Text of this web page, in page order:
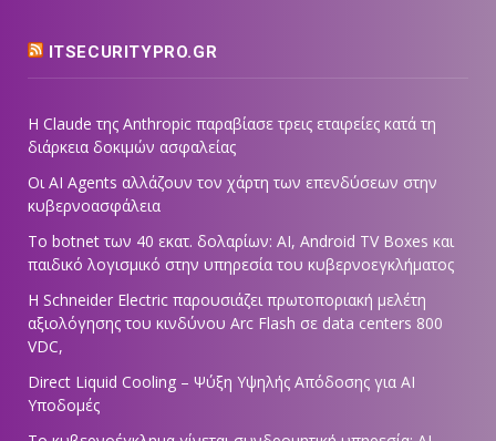
ITSECURITYPRO.GR
Η Claude της Anthropic παραβίασε τρεις εταιρείες κατά τη
διάρκεια δοκιμών ασφαλείας
Οι AI Agents αλλάζουν τον χάρτη των επενδύσεων στην
κυβερνοασφάλεια
Το botnet των 40 εκατ. δολαρίων: AI, Android TV Boxes και
παιδικό λογισμικό στην υπηρεσία του κυβερνοεγκλήματος
Η Schneider Electric παρουσιάζει πρωτοποριακή μελέτη
αξιολόγησης του κινδύνου Arc Flash σε data centers 800
VDC,
Direct Liquid Cooling – Ψύξη Υψηλής Απόδοσης για AI
Υποδομές